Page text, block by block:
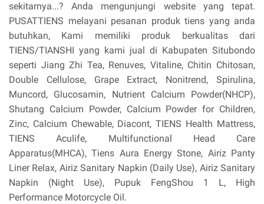
sekitarnya...? Anda mengunjungi website yang tepat.
PUSATTIENS melayani pesanan produk tiens yang anda
butuhkan, Kami memiliki produk berkualitas dari
TIENS/TIANSHI yang kami jual di Kabupaten Situbondo
seperti Jiang Zhi Tea, Renuves, Vitaline, Chitin Chitosan,
Double Cellulose, Grape Extract, Nonitrend, Spirulina,
Muncord, Glucosamin, Nutrient Calcium Powder(NHCP),
Shutang Calcium Powder, Calcium Powder for Children,
Zinc, Calcium Chewable, Diacont, TIENS Health Mattress,
TIENS Aculife, Multifunctional Head Care
Apparatus(MHCA), Tiens Aura Energy Stone, Airiz Panty
Liner Relax, Airiz Sanitary Napkin (Daily Use), Airiz Sanitary
Napkin (Night Use), Pupuk FengShou 1 L, High
Performance Motorcycle Oil.